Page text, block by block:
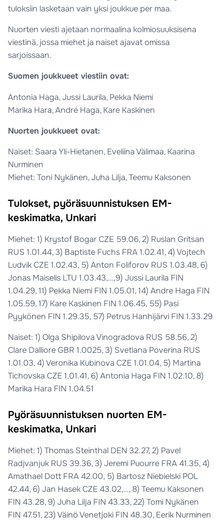
tuloksiin lasketaan vain yksi joukkue per maa.
Nuorten viesti ajetaan normaalina kolmiosuuksisena
viestinä, jossa miehet ja naiset ajavat omissa
sarjoissaan.
Suomen joukkueet viestiin ovat:
Antonia Haga, Jussi Laurila, Pekka Niemi
Marika Hara, André Haga, Kare Kaskinen
Nuorten joukkueet ovat:
Naiset: Saara Yli-Hietanen, Eveliina Välimaa, Kaarina
Nurminen
Miehet: Toni Nykänen, Juha Lilja, Teemu Kaksonen
Tulokset, pyöräsuunnistuksen EM-
keskimatka, Unkari
Miehet: 1) Krystof Bogar CZE 59.06, 2) Ruslan Gritsan
RUS 1.01.44, 3) Baptiste Fuchs FRA 1.02.41, 4) Vojtech
Ludvik CZE 1.02.43, 5) Anton Foliforov RUS 1.03.48, 6)
Jonas Maiselis LTU 1.03.43,…,9) Jussi Laurila FIN
1.04.29, 11) Pekka Niemi FIN 1.05.01, 14) Andre Haga FIN
1.05.59, 17) Kare Kaskinen FIN 1.06.45, 55) Pasi
Pyykönen FIN 1.29.35, 57) Petrus Hanhijärvi FIN 1.33.29
Naiset: 1) Olga Shipilova Vinogradova RUS 58.56, 2)
Clare Dalliore GBR 1.0025, 3) Svetlana Poverina RUS
1.01.03, 4) Veronika Kubinova CZE 1.01.04, 5) Martina
Tichovska CZE 1.01.41, 6) Antonia Haga FIN 1.02.10, 8)
Marika Hara FIN 1.04.51
Pyöräsuunnistuksen nuorten EM-
keskimatka, Unkari
Miehet: 1) Thomas Steinthal DEN 32.27, 2) Pavel
Radjvanjuk RUS 39.36, 3) Jeremi Puourre FRA 41.35, 4)
Amathael Dott FRA 42.00, 5) Bartosz Niebielski POL
42.44, 6) Jan Hasek CZE 43.02,…, 8) Teemu Kaksonen
FIN 43.28, 9) Juha Lilja FIN 43.33, 22) Tomi Nykänen
FIN 47.51, 23) Väinö Venetjoki FIN 48.30, Eerik Nurminen